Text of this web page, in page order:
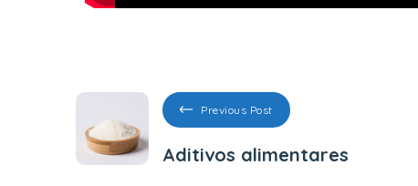
Previous Post
Aditivos alimentares